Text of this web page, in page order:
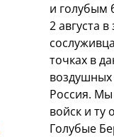
и голубым
2 августа
точках в
воздушных
Россия.
войск и ту
Голубые